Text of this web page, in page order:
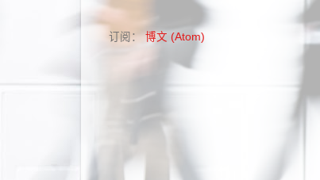
订阅： 博文 (Atom)